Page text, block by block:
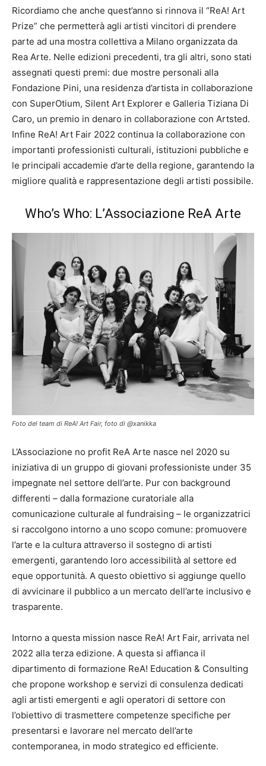
Ricordiamo che anche quest’anno si rinnova il “ReA! Art
Prize” che permetterà agli artisti vincitori di prendere
parte ad una mostra collettiva a Milano organizzata da
Rea Arte. Nelle edizioni precedenti, tra gli altri, sono stati
assegnati questi premi: due mostre personali alla
Fondazione Pini, una residenza d’artista in collaborazione
con SuperOtium, Silent Art Explorer e Galleria Tiziana Di
Caro, un premio in denaro in collaborazione con Artsted.
Infine ReA! Art Fair 2022 continua la collaborazione con
importanti professionisti culturali, istituzioni pubbliche e
le principali accademie d’arte della regione, garantendo la
migliore qualità e rappresentazione degli artisti possibile.
Who’s Who: L’Associazione ReA Arte
Foto del team di ReA! Art Fair, foto di @xanikka
L’Associazione no profit ReA Arte nasce nel 2020 su
iniziativa di un gruppo di giovani professioniste under 35
impegnate nel settore dell’arte. Pur con background
differenti – dalla formazione curatoriale alla
comunicazione culturale al fundraising – le organizzatrici
si raccolgono intorno a uno scopo comune: promuovere
l’arte e la cultura attraverso il sostegno di artisti
emergenti, garantendo loro accessibilità al settore ed
eque opportunità. A questo obiettivo si aggiunge quello
di avvicinare il pubblico a un mercato dell’arte inclusivo e
trasparente.
Intorno a questa mission nasce ReA! Art Fair, arrivata nel
2022 alla terza edizione. A questa si affianca il
dipartimento di formazione ReA! Education & Consulting
che propone workshop e servizi di consulenza dedicati
agli artisti emergenti e agli operatori di settore con
l’obiettivo di trasmettere competenze specifiche per
presentarsi e lavorare nel mercato dell’arte
contemporanea, in modo strategico ed efficiente.